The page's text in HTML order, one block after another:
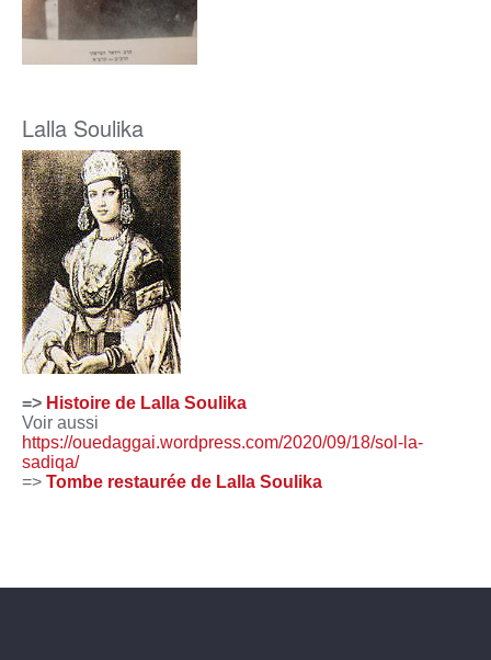
Lalla Soulika
=> Histoire de Lalla Soulika
Voir aussi
https://ouedaggai.wordpress.com/2020/09/18/sol-la-
sadiqa/
=> Tombe restaurée de Lalla Soulika